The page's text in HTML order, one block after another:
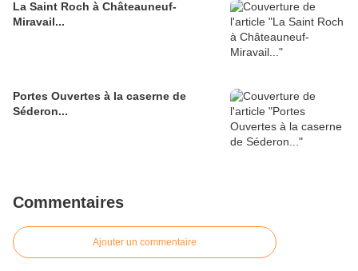
La Saint Roch à Châteauneuf-
Miravail...
Portes Ouvertes à la caserne de
Séderon...
Commentaires
Ajouter un commentaire